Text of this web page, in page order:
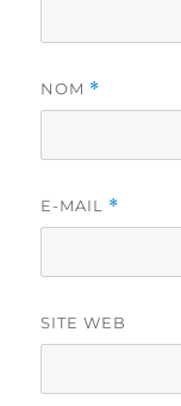
NOM *
E-MAIL *
SITE WEB